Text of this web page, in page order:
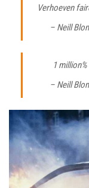
Verhoeven
– Neill
1
– Neill